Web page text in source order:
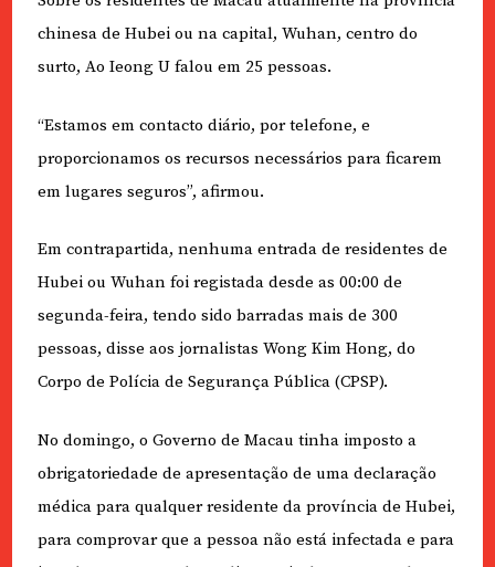
chinesa de Hubei ou na capital, Wuhan, centro do
surto, Ao Ieong U falou em 25 pessoas.
“Estamos em contacto diário, por telefone, e
proporcionamos os recursos necessários para ficarem
em lugares seguros”, afirmou.
Em contrapartida, nenhuma entrada de residentes de
Hubei ou Wuhan foi registada desde as 00:00 de
segunda-feira, tendo sido barradas mais de 300
pessoas, disse aos jornalistas Wong Kim Hong, do
Corpo de Polícia de Segurança Pública (CPSP).
No domingo, o Governo de Macau tinha imposto a
obrigatoriedade de apresentação de uma declaração
médica para qualquer residente da província de Hubei,
para comprovar que a pessoa não está infectada e para